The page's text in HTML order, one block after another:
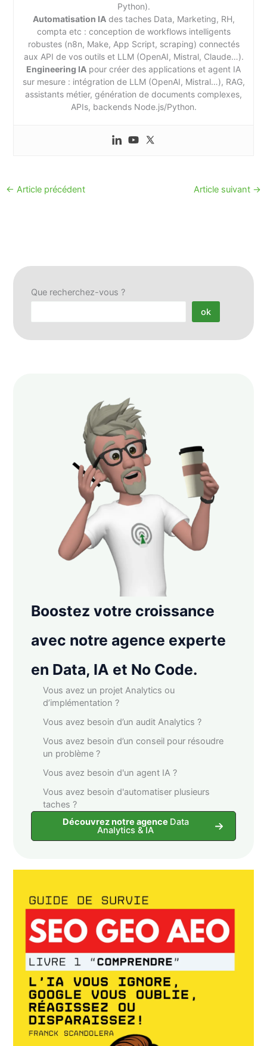
Python).
Automatisation IAdes taches Data, Marketing, RH,
compta etc : conception de workflows intelligents
robustes (n8n, Make, App Script, scraping) connectés
aux API de vos outils et LLM (OpenAI, Mistral, Claude…).
Engineering IA pour créer des applications et agent IA
sur mesure : intégration de LLM (OpenAI, Mistral…), RAG,
assistants métier, génération de documents complexes,
APIs, backends Node.js/Python.
← Article précédent Article suivant →
Que recherchez-vous ?
ok
Boostez votre croissance
avec notre agence experte
en Data, IA et No Code.
Vous avez un projet Analytics ou
d’implémentation ?
Vous avez besoin d’un audit Analytics ?
Vous avez besoin d’un conseil pour résoudre
un problème ?
Vous avez besoin d'un agent IA ?
Vous avez besoin d'automatiser plusieurs
taches ?
Découvrez notre agence Data
Analytics & IA